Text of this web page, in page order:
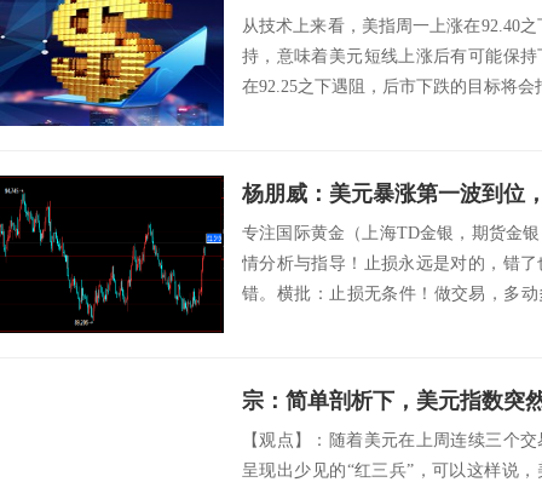
从技术上来看，美指周一上涨在92.40
持，意味着美元短线上涨后有可能保
在92.25之下遇阻，后市下跌的目标将
杨朋威：美元暴涨第一波到位
专注国际黄金（上海TD金银，期货金
情分析与指导！止损永远是对的，错
错。横批：止损无条件！做交易，多
宗：简单剖析下，美元指数突
【观点】：随着美元在上周连续三个
呈现出少见的“红三兵”，可以这样说